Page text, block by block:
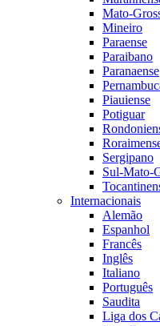
Mato-
Mineiro
Paraense
Paraibano
Paranaense
Piauiense
Potiguar
Sergipano
Sul-Mato-
Internacionais
Alemão
Espanhol
Francês
Inglês
Italiano
Português
Saudita
Liga dos